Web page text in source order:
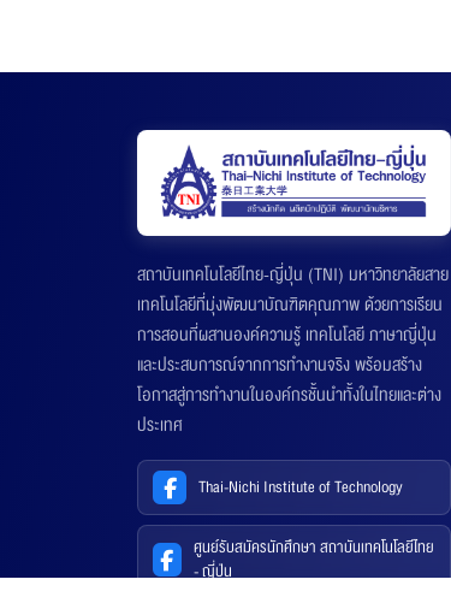
สถาบันเทคโนโลยีไทย-ญี่ปุ่น (TNI) มหาวิทยาลัยสาย
เทคโนโลยีที่มุ่งพัฒนาบัณฑิตคุณภาพ ด้วยการเรียน
การสอนที่ผสานองค์ความรู้ เทคโนโลยี ภาษาญี่ปุ่น
และประสบการณ์จากการทำงานจริง พร้อมสร้าง
โอกาสสู่การทำงานในองค์กรชั้นนำทั้งในไทยและต่าง
ประเทศ
Thai-Nichi Institute of Technology
ศูนย์รับสมัครนักศึกษา สถาบันเทคโนโลยีไทย
- ญี่ปุ่น